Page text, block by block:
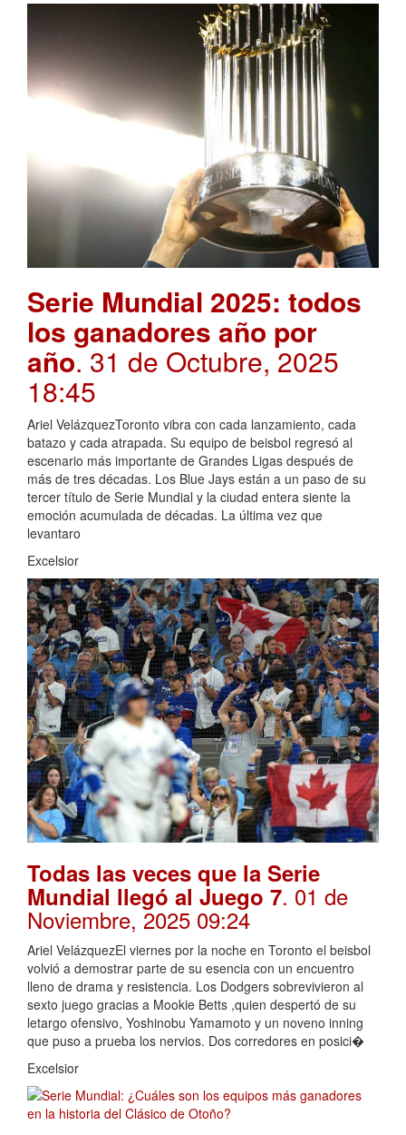
Serie Mundial 2025: todos
los ganadores año por
año. 31 de Octubre, 2025
18:45
Ariel VelázquezToronto vibra con cada lanzamiento, cada
batazo y cada atrapada. Su equipo de beisbol regresó al
escenario más importante de Grandes Ligas después de
más de tres décadas. Los Blue Jays están a un paso de su
tercer título de Serie Mundial y la ciudad entera siente la
emoción acumulada de décadas. La última vez que
levantaro
Excelsior
Todas las veces que la Serie
Mundial llegó al Juego 7. 01 de
Noviembre, 2025 09:24
Ariel VelázquezEl viernes por la noche en Toronto el beisbol
volvió a demostrar parte de su esencia con un encuentro
lleno de drama y resistencia. Los Dodgers sobrevivieron al
sexto juego gracias a Mookie Betts ,quien despertó de su
letargo ofensivo, Yoshinobu Yamamoto y un noveno inning
que puso a prueba los nervios. Dos corredores en posici�
Excelsior